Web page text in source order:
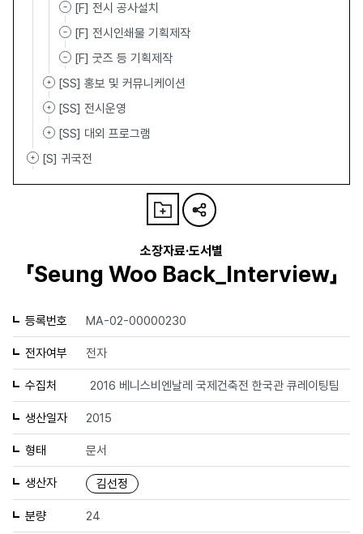
[F] 전시 공사설치
[F] 전시인쇄물 기획제작
[F] 굿즈 등 기획제작
[SS] 홍보 및 커뮤니케이션
[SS] 전시운영
[SS] 대외 프로그램
[S] 귀국전
소장자료·도서별
「Seung Woo Back_Interview」
등록번호 MA-02-00000230
전자여부 전자
수집처 2016 베니스비엔날레 국제건축전 한국관 큐레이팅팀
생산일자 2015
형태 문서
생산자 김선정
분량 24